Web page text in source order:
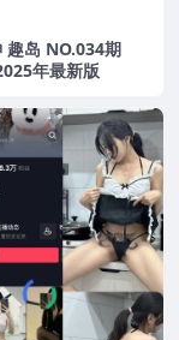
趣岛 NO.034期
年最新版